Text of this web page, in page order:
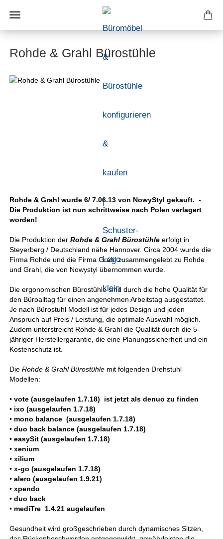
Rohde & Grahl Bürostühle
Rohde & Grahl wurde 6/ 7.06.13 von NowyStyl gekauft. -
Die Produktion ist nun schrittweise nach Polen verlagert
worden!
Die Produktion derRohde & Grahl Bürostühle erfolgt in
Steyerberg / Deutschland nähe Hannover. Circa 2004 wurde die
Firma Rohde und die Firma Grahl zusammengelebt zu Rohde
und Grahl, die von Nowystyl übernommen wurde.
Die ergonomischen Bürostühle sind durch die hohe Qualität für
den Büroalltag für einen angenehmen Arbeitstag ausgestattet.
Je nach Bürostuhl Modell ist für jedes Design und jeden
Anspruch auf Preis / Leistung, die optimale Auswahl möglich.
Zudem unterstreicht Rohde & Grahl die Qualität durch die 5-
jähriger Herstellergarantie, die eine Planungssicherheit und ein
Kostenschutz ist.
DieRohde & Grahl Bürostühle mit folgenden Drehstuhl
Modellen:
•vote (ausgelaufen 1.7.18) ist jetzt als denuo zu finden
• ixo (ausgelaufen 1.7.18)
• mono balance (ausgelaufen 1.7.18)
•duo back balance (ausgelaufen 1.7.18)
•easySit (ausgelaufen 1.7.18)
•xenium
•xilium
•x-go (ausgelaufen 1.7.18)
•alero (ausgelaufen 1.9.21)
•xpendo
•duo back
• mediTre 1.4.21 augelaufen
Gesundheit wird großgeschrieben durch dynamisches Sitzen,